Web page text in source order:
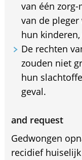
van één
van de
hun
De rechten
zouden niet
hun
geval.
and request
Gedwongen
recidief